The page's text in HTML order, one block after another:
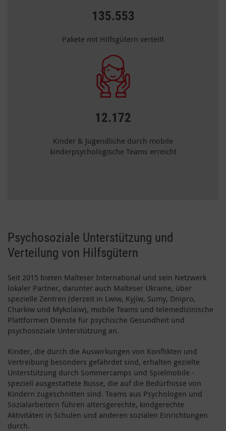
135.553
Pakete mit Hilfsgütern verteilt
12.172
Kinder & Jugendliche durch mobile
kinderpsychologische Teams erreicht
Psychosoziale Unterstützung und
Verteilung von Hilfsgütern
Seit 2015 bieten Malteser International und sein Netzwerk
lokaler Partner, darunter auch Malteser Ukraine, über
spezielle Zentren (derzeit in Lwiw, Kyjiw, Sumy, Dnipro,
Charkiw und Mykolaiw), mobile Teams und telemedizinische
Plattformen Dienste für psychische Gesundheit und
psychosoziale Unterstützung an.
Kinder, die durch die Auswirkungen von Konflikten und
Vertreibung besonders gefährdet sind, erhalten gezielte
Unterstützung durch Sommercamps und Spielmobile -
speziell ausgestattete Busse, die auf die Bedürfnisse von
Kindern zugeschnitten sind. Teams aus Psychologen und
Sozialarbeitern führen altersgerechte, kindgerechte
Aktivitäten in Schulen und anderen sozialen Einrichtungen
durch.